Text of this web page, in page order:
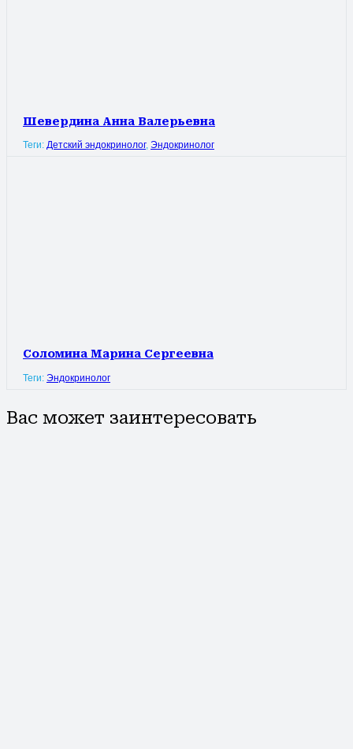
Шевердина Анна Валерьевна
Теги: Детский эндокринолог, Эндокринолог
Соломина Марина Сергеевна
Теги: Эндокринолог
Вас может заинтересовать